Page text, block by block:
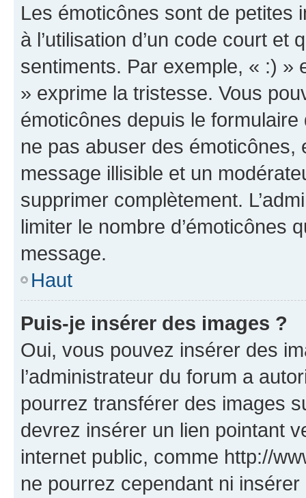
Les émoticônes sont de petites
à l’utilisation d’un code court et
sentiments. Par exemple, « :) »
» exprime la tristesse. Vous
émoticônes depuis le
ne pas abuser des
message illisible et un
supprimer complètement.
limiter le nombre d’émoticônes
message.
Haut
Puis-je insérer des images ?
Oui, vous pouvez insérer des
l’administrateur du forum a
pourrez transférer des images
devrez insérer un lien pointant
internet public, comme http://
ne pourrez cependant ni